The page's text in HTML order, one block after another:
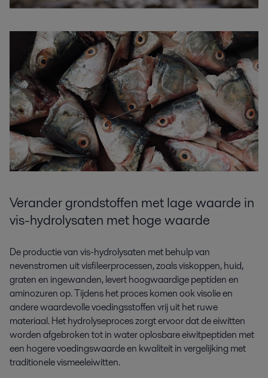
Verander grondstoffen met lage waarde in
vis-hydrolysaten met hoge waarde
De productie van vis-hydrolysaten met behulp van
nevenstromen uit visfileerprocessen, zoals viskoppen, huid,
graten en ingewanden, levert hoogwaardige peptiden en
aminozuren op. Tijdens het proces komen ook visolie en
andere waardevolle voedingsstoffen vrij uit het ruwe
materiaal. Het hydrolyseproces zorgt ervoor dat de eiwitten
worden afgebroken tot in water oplosbare eiwitpeptiden met
een hogere voedingswaarde en kwaliteit in vergelijking met
traditionele vismeeleiwitten.